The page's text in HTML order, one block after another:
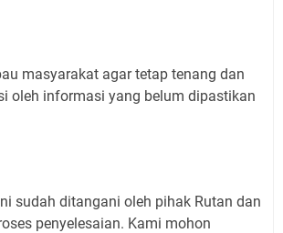
masyarakat agar tetap tenang dan
oleh informasi yang belum dipastikan
sudah ditangani oleh pihak Rutan dan
penyelesaian. Kami mohon